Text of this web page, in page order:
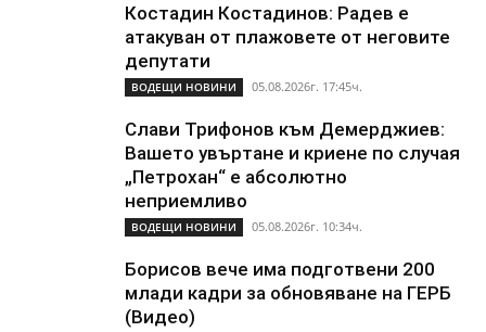
Костадин Костадинов: Радев е
атакуван от плажoвете от неговите
депутати
ВОДЕЩИ НОВИНИ 05.08.2026г. 17:45ч.
Слави Трифонов към Демерджиев:
Вашето увъртане и криене по случая
„Петрохан“ е абсолютно
неприемливо
ВОДЕЩИ НОВИНИ 05.08.2026г. 10:34ч.
Борисов вече има подготвени 200
млади кадри за обновяване на ГЕРБ
(Видео)